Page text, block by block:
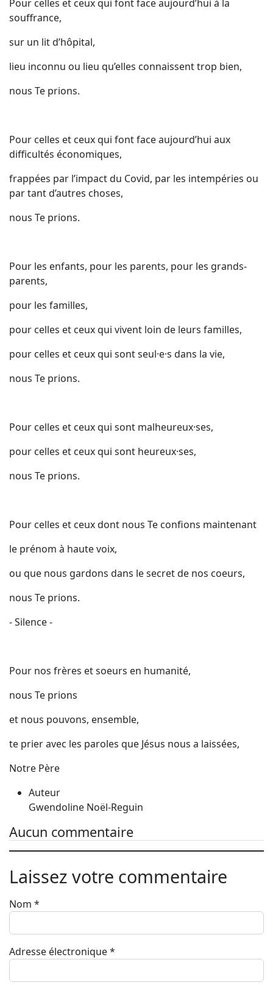
Pour celles et ceux qui font face aujourd’hui à la
souffrance,
sur un lit d’hôpital,
lieu inconnu ou lieu qu’elles connaissent trop bien,
nous Te prions.
Pour celles et ceux qui font face aujourd’hui aux
difficultés économiques,
frappées par l’impact du Covid, par les intempéries ou
par tant d’autres choses,
nous Te prions.
Pour les enfants, pour les parents, pour les grands-
parents,
pour les familles,
pour celles et ceux qui vivent loin de leurs familles,
pour celles et ceux qui sont seul·e·s dans la vie,
nous Te prions.
Pour celles et ceux qui sont malheureux·ses,
pour celles et ceux qui sont heureux·ses,
nous Te prions.
Pour celles et ceux dont nous Te confions maintenant
le prénom à haute voix,
ou que nous gardons dans le secret de nos coeurs,
nous Te prions.
- Silence -
Pour nos frères et soeurs en humanité,
nous Te prions
et nous pouvons, ensemble,
te prier avec les paroles que Jésus nous a laissées,
Notre Père
Auteur
Gwendoline Noël-Reguin
Aucun commentaire
Laissez votre commentaire
Nom *
Adresse électronique*